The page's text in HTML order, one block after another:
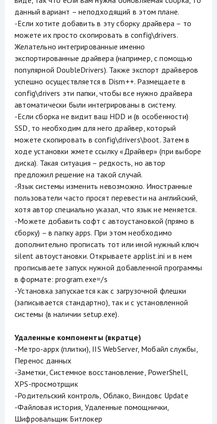
данный вариант – неподходящий в этом плане.
-Если хотите добавить в эту сборку драйвера – то
можете их просто скопировать в config\drivers.
Желательно интегрированные именно
экспортированные драйвера (например, с помощью
популярной DoubleDrivers). Также экспорт драйверов
успешно осуществляется в Dism++. Размещаете в
config\drivers эти папки, чтобы все нужно драйвера
автоматически были интегрированы в систему.
-Если сборка не видит ваш HDD и (в особенности)
SSD, то необходим для него драйвер, который
можете скопировать в config\drivers\boot. Затем в
ходе установки жмете ссылку «Драйвер» (при выборе
диска). Такая ситуация – редкость, но автор
предложил решение на такой случай.
-Язык системы изменить невозможно. Иностранные
пользователи часто просят перевести на английский,
хотя автор специально указал, что язык не меняется.
-Можете добавить софт с автоустановкой (прямо в
сборку) – в папку apps. При этом необходимо
дополнительно прописать тот или иной нужный ключ
silent автоустановки. Открываете applist.ini и в нем
прописываете запуск нужной добавленной программы
в формате: program.exe=/s
-Установка запускается как с загрузочной флешки
(записывается стандартно), так и с установленной
системы (в наличии setup.exe).
Удаленные компоненты (вкратце)
-Метро-appx (плитки), IIS WebServer, Мобайл службы,
Перенос данных
-Заметки, Системное восстановление, PowerShell,
XPS-просмотрщик
-Родительский контроль, Облако, Виндовс Update
-Файловая история, Удаленные помощнички,
Шифровальщик Битлокер